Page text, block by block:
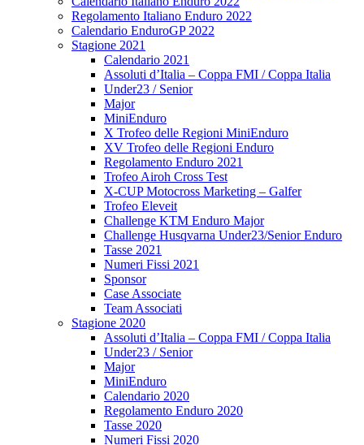
Regolamento Italiano Enduro 2022
Calendario EnduroGP 2022
Stagione 2021
Calendario 2021
Assoluti d’Italia – Coppa FMI / Coppa Italia
Under23 / Senior
Major
MiniEnduro
X Trofeo delle Regioni MiniEnduro
XV Trofeo delle Regioni Enduro
Regolamento Enduro 2021
Trofeo Airoh Cross Test
X-CUP Motocross Marketing – Galfer
Trofeo Eleveit
Challenge KTM Enduro Major
Challenge Husqvarna Under23/Senior Enduro
Tasse 2021
Numeri Fissi 2021
Sponsor
Case Associate
Team Associati
Stagione 2020
Assoluti d’Italia – Coppa FMI / Coppa Italia
Under23 / Senior
Major
MiniEnduro
Calendario 2020
Regolamento Enduro 2020
Tasse 2020
Numeri Fissi 2020